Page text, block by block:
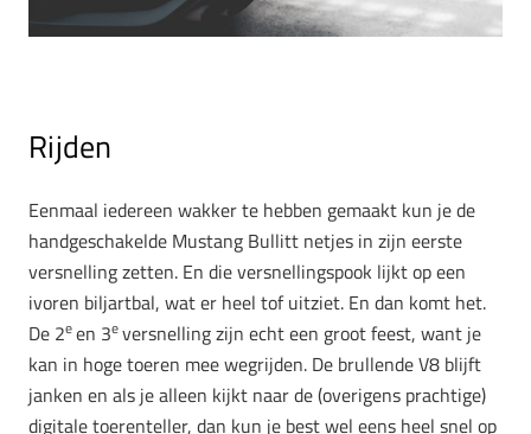
Rijden
Eenmaal iedereen wakker te hebben gemaakt kun je de
handgeschakelde Mustang Bullitt netjes in zijn eerste
versnelling zetten. En die versnellingspook lijkt op een
ivoren biljartbal, wat er heel tof uitziet. En dan komt het.
De 2een 3eversnelling zijn echt een groot feest, want je
kan in hoge toeren mee wegrijden. De brullende V8 blijft
janken en als je alleen kijkt naar de (overigens prachtige)
digitale toerenteller, dan kun je best wel eens heel snel op